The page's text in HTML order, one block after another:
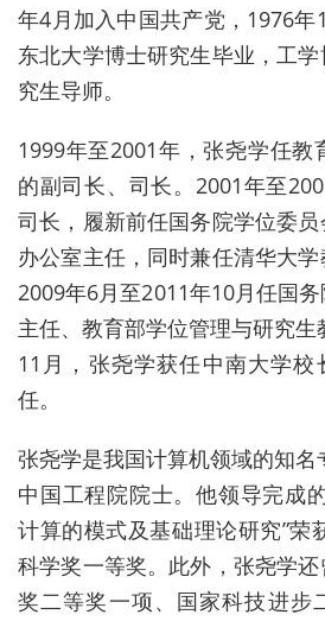
年4月加入中国共产党，1976年
东北大学博士研究生毕业，工
究生导师。
1999年至2001年，张尧学任
的副司长、司长。2001年至
司长，履新前任国务院学位委员
办公室主任，同时兼任清华大学
2009年6月至2011年10月任国
主任、教育部学位管理与研究
11月，张尧学获任中南大学校
任。
张尧学是我国计算机领域的知
中国工程院院士。他领导完成
计算的模式及基础理论研究”荣
科学奖一等奖。此外，张尧学
奖二等奖一项、国家科技进步